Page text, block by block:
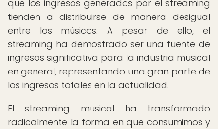
que los ingresos generados por el streaming
tienden a distribuirse de manera desigual
entre los músicos. A pesar de ello, el
streaming ha demostrado ser una fuente de
ingresos significativa para la industria musical
en general, representando una gran parte de
los ingresos totales en la actualidad.
El streaming musical ha transformado
radicalmente la forma en que consumimos y